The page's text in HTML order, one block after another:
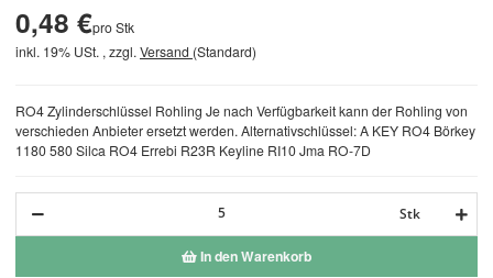
RO4 Zylinderschlüssel Rohling Je nach Verfügbarkeit kann der Rohling von
verschieden Anbieter ersetzt werden. Alternativschlüssel: A KEY RO4 Börkey
1180 580 Silca RO4 Errebi R23R Keyline RI10 Jma RO-7D
0,48 €pro Stk
inkl. 19% USt. , zzgl. Versand (Standard)
Stk
In den Warenkorb